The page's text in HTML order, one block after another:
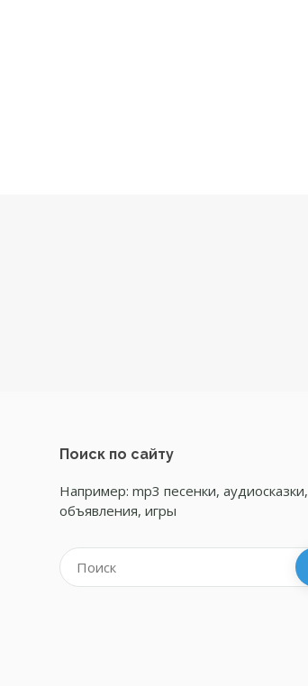
Поиск по сайту
Например: mp3 песенки, аудиосказки,
объявления, игры